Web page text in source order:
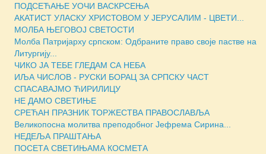
ПОДСЕЋАЊЕ УОЧИ ВАСКРСЕЊА
АКАТИСТ УЛАСКУ ХРИСТОВОМ У ЈЕРУСАЛИМ - ЦВЕТИ...
МОЛБА ЊЕГОВОЈ СВЕТОСТИ
Молба Патријарху српском: Одбраните право своје пастве на
Литургију...
ЧИКО ЈА ТЕБЕ ГЛЕДАМ СА НЕБА
ИЉА ЧИСЛОВ - РУСКИ БОРАЦ ЗА СРПСКУ ЧАСТ
СПАСАВАЈМО ЋИРИЛИЦУ
НЕ ДАМО СВЕТИЊЕ
СРЕЋАН ПРАЗНИК ТОРЖЕСТВА ПРАВОСЛАВЉА
Великопосна молитва преподобног Јефрема Сирина...
НЕДЕЉА ПРАШТАЊА
ПОСЕТА СВЕТИЊАМА КОСМЕТА